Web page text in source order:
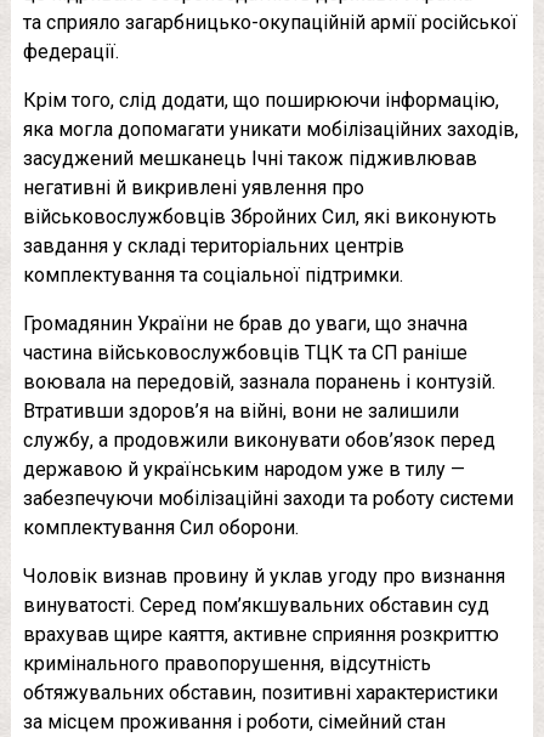
та сприяло загарбницько-окупаційній армії російської
федерації.
Крім того, слід додати, що поширюючи інформацію,
яка могла допомагати уникати мобілізаційних заходів,
засуджений мешканець Ічні також підживлював
негативні й викривлені уявлення про
військовослужбовців Збройних Сил, які виконують
завдання у складі територіальних центрів
комплектування та соціальної підтримки.
Громадянин України не брав до уваги, що значна
частина військовослужбовців ТЦК та СП раніше
воювала на передовій, зазнала поранень і контузій.
Втративши здоров’я на війні, вони не залишили
службу, а продовжили виконувати обов’язок перед
державою й українським народом уже в тилу —
забезпечуючи мобілізаційні заходи та роботу системи
комплектування Сил оборони.
Чоловік визнав провину й уклав угоду про визнання
винуватості. Серед пом’якшувальних обставин суд
врахував щире каяття, активне сприяння розкриттю
кримінального правопорушення, відсутність
обтяжувальних обставин, позитивні характеристики
за місцем проживання і роботи, сімейний стан